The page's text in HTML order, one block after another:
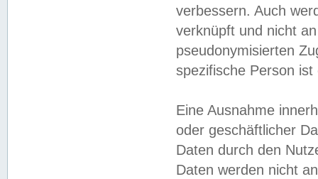
verbessern. Auch
verknüpft und nicht
pseudonymisierten
spezifische Person
Eine Ausnahme
oder geschäftlicher
Daten durch den
Daten werden nicht